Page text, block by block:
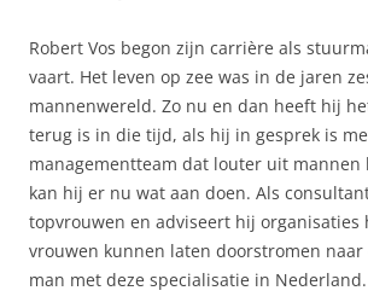
Robert Vos begon zijn carrière als
vaart. Het leven op zee was in de jaren
mannenwereld. Zo nu en dan heeft hij
terug is in die tijd, als hij in gesprek is
managementteam dat louter uit mannen
kan hij er nu wat aan doen. Als
topvrouwen en adviseert hij organisaties
vrouwen kunnen laten doorstromen naar
man met deze specialisatie in Nederland.